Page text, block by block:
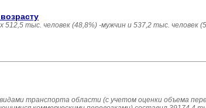
тыс. человек (48,8%) -мужчин и 537,2 тыс. человек
транспорта области (с учетом оценки объема